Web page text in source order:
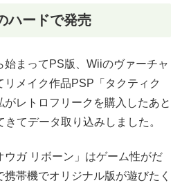
ハードで発売
始まってPS版、Wiiのヴァーチャ
リメイク作品PSP「タクティク
がレトロフリークを購入したあと
てデータ取り込みしました。
ウガ リボーン」はゲーム性がだ
帯機でオリジナル版が遊びたく